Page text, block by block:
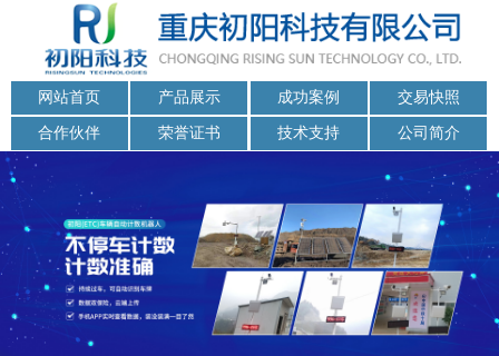
网站首页 产品展示 成功案例 交易快照
合作伙伴 荣誉证书 技术支持 公司简介